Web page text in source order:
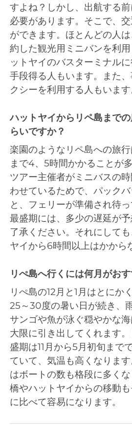
すよね？しかし、出航する
必要があります。そこで、
ができます。ほとんどの人は
約した観光用ミニバンを利
ットヤイのバスターミナル
手段得る人もいます。また
クシーを利用する人もいます
ハットヤイからリペ島まで
らいですか？
楽園のようなリペ島への旅
まで4、5時間かかることが
ツアー主催者がミニバスの
わせているためで、パック
と、フェリーが準備され待っ
最盛期には、多少の遅延が
了承ください。それにして
ヤイから6時間以上はかから
リぺ島へ行くには何月がお
リぺ島の12月と1月はとにか
25～30度の暑い日が続き、
サンゴや魚が泳ぐ穏やかな
大限に引き出してくれます
盛期は11月から5月初旬まで
ていて、気温も高くなりま
はボートの数も格段に多く
橋やハットヤイからの移動
に比べて容易になります。